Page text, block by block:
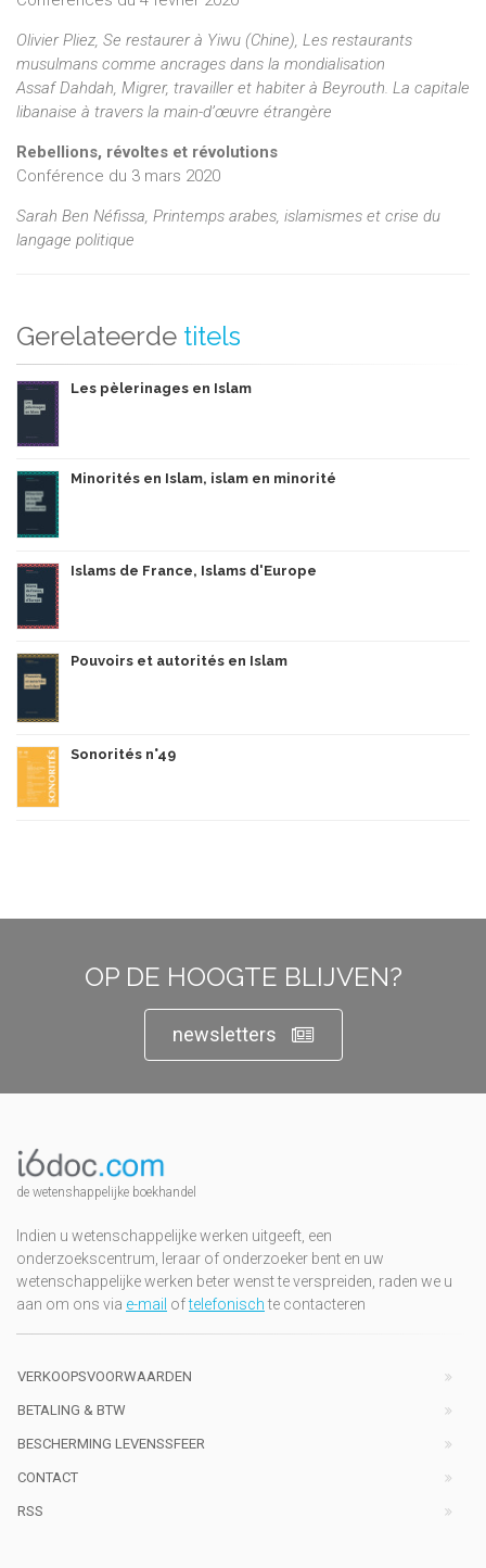
Olivier Pliez, Se restaurer à Yiwu (Chine), Les restaurants
musulmans comme ancrages dans la mondialisation
Assaf Dahdah, Migrer, travailler et habiter à Beyrouth. La capitale
libanaise à travers la main-d’œuvre étrangère
Rebellions, révoltes et révolutions
Conférence du 3 mars 2020
Sarah Ben Néfissa, Printemps arabes, islamismes et crise du
langage politique
Gerelateerde titels
Les pèlerinages en Islam
Minorités en Islam, islam en minorité
Islams de France, Islams d'Europe
Pouvoirs et autorités en Islam
Sonorités n°49
OP DE HOOGTE BLIJVEN?
newsletters
de wetenshappelijke boekhandel
Indien u wetenschappelijke werken uitgeeft, een
onderzoekscentrum, leraar of onderzoeker bent en uw
wetenschappelijke werken beter wenst te verspreiden, raden we u
aan om ons via e-mail oftelefonischte contacteren
VERKOOPSVOORWAARDEN
BETALING & BTW
BESCHERMING LEVENSSFEER
CONTACT
RSS